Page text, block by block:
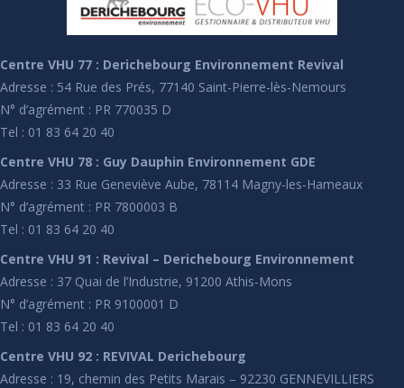
Centre VHU 77 : Derichebourg Environnement Revival
Adresse : 54 Rue des Prés, 77140 Saint-Pierre-lès-Nemours
N° d’agrément : PR 770035 D
Tel : 01 83 64 20 40
Centre VHU 78 : Guy Dauphin Environnement GDE
Adresse : 33 Rue Geneviève Aube, 78114 Magny-les-Hameaux
N° d’agrément : PR 7800003 B
Tel : 01 83 64 20 40
Centre VHU 91 : Revival – Derichebourg Environnement
Adresse : 37 Quai de l’Industrie, 91200 Athis-Mons
N° d’agrément : PR 9100001 D
Tel : 01 83 64 20 40
Centre VHU 92 : REVIVAL Derichebourg
Adresse : 19, chemin des Petits Marais – 92230 GENNEVILLIERS